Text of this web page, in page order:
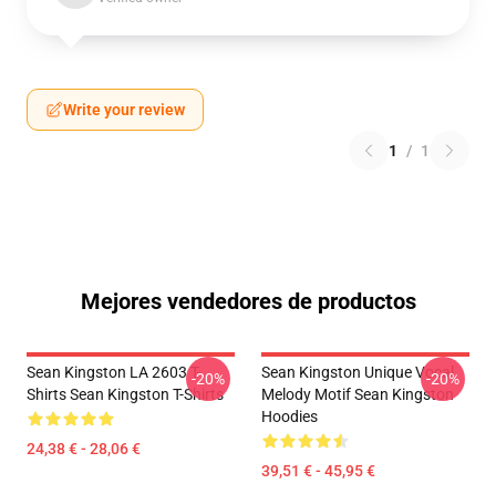
Write your review
1 / 1
Mejores vendedores de productos
Sean Kingston LA 2603 T-
Shirts Sean Kingston T-Shirts
24,38 € - 28,06 €
-20%
Sean Kingston Unique Vocal
Melody Motif Sean Kingston
Hoodies
39,51 € - 45,95 €
-20%